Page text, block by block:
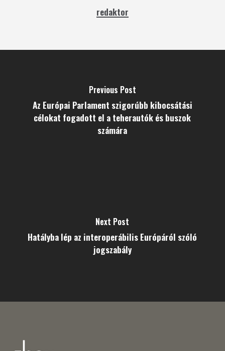
redaktor
Previous Post
Az Európai Parlament szigorúbb kibocsátási
célokat fogadott el a teherautók és buszok
számára
Next Post
Hatályba lép az interoperábilis Európáról szóló
jogszabály